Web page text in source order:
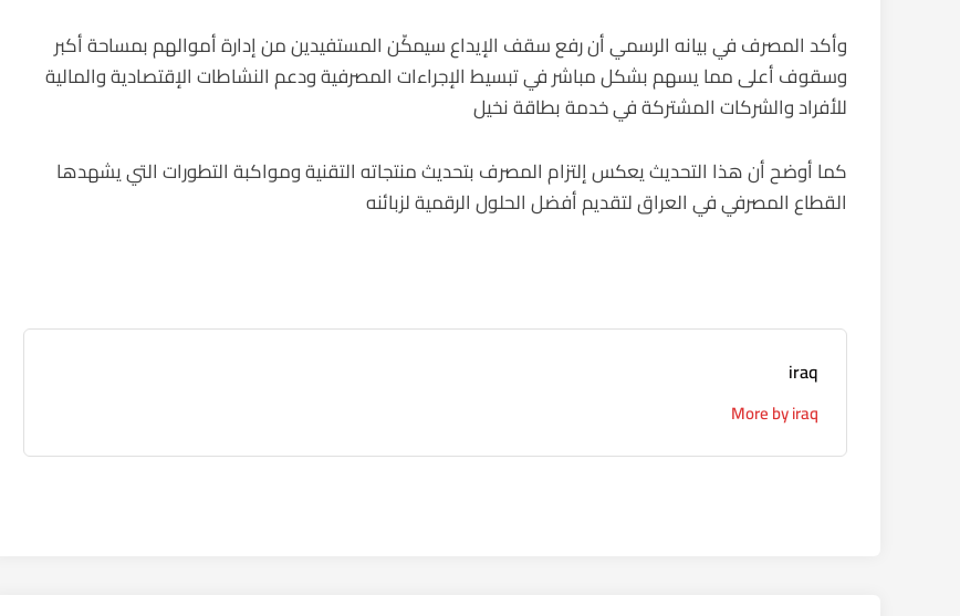
وأكد المصرف في بيانه الرسمي أن رفع سقف الإيداع سيمكّن المستفيدين من إدارة أموالهم بمساحة أكبر
وسقوف أعلى مما يسهم بشكل مباشر في تبسيط الإجراءات المصرفية ودعم النشاطات الإقتصادية والمالية
للأفراد والشركات المشتركة في خدمة بطاقة نخيل
كما أوضح أن هذا التحديث يعكس إلتزام المصرف بتحديث منتجاته التقنية ومواكبة التطورات التي يشهدها
القطاع المصرفي في العراق لتقديم أفضل الحلول الرقمية لزبائنه
iraq
More by iraq